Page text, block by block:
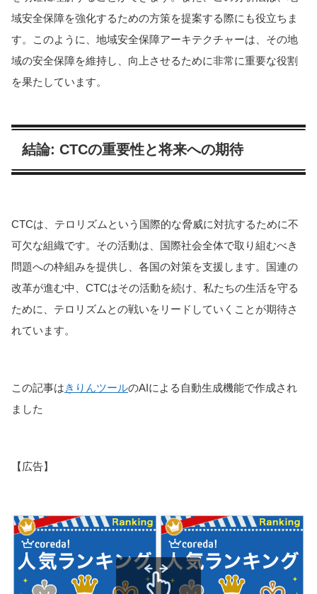
域安全保障を強化するための方策を提案する際にも役立ちま
す。このように、地域安全保障アーキテクチャーは、その地
域の安全保障を維持し、向上させるために非常に重要な役割
を果たしています。
結論: CTCの重要性と将来への期待
CTCは、テロリズムという国際的な脅威に対抗するために不
可欠な組織です。その活動は、国際社会全体で取り組むべき
問題への枠組みを提供し、各国の対策を支援します。国連の
改革が進む中、CTCはその活動を続け、私たちの生活を守る
ために、テロリズムとの戦いをリードしていくことが期待さ
れています。
この記事はきりんツールのAIによる自動生成機能で作成され
ました
【広告】